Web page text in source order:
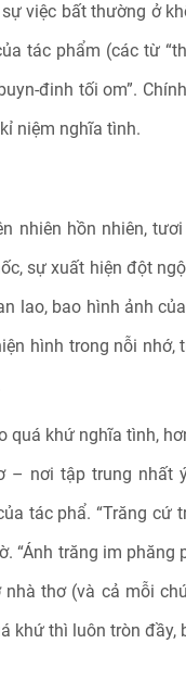
việc bất thường ở
tác phẩm (các từ
đinh tối om”.
niệm nghĩa tình.
nhiên hồn nhiên,
sự xuất hiện đột
lao, bao hình ảnh
hình trong nỗi nhớ,
quá khứ nghĩa tình,
– nơi tập trung nhất
tác phẩ. “Trăng cứ
“Ánh trăng im
thơ (và cả mỗi
khứ thì luôn tròn đầy,